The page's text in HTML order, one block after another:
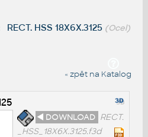
HSS 18X6X.3125 (Ocel)
« zpět na Katalog
◄ DOWNLOAD RECT.
_HSS_18X6X.3125.f3d